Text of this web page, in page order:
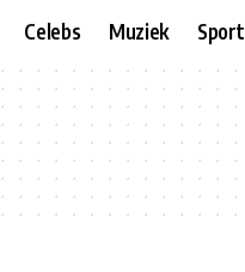
Celebs Muziek Sport